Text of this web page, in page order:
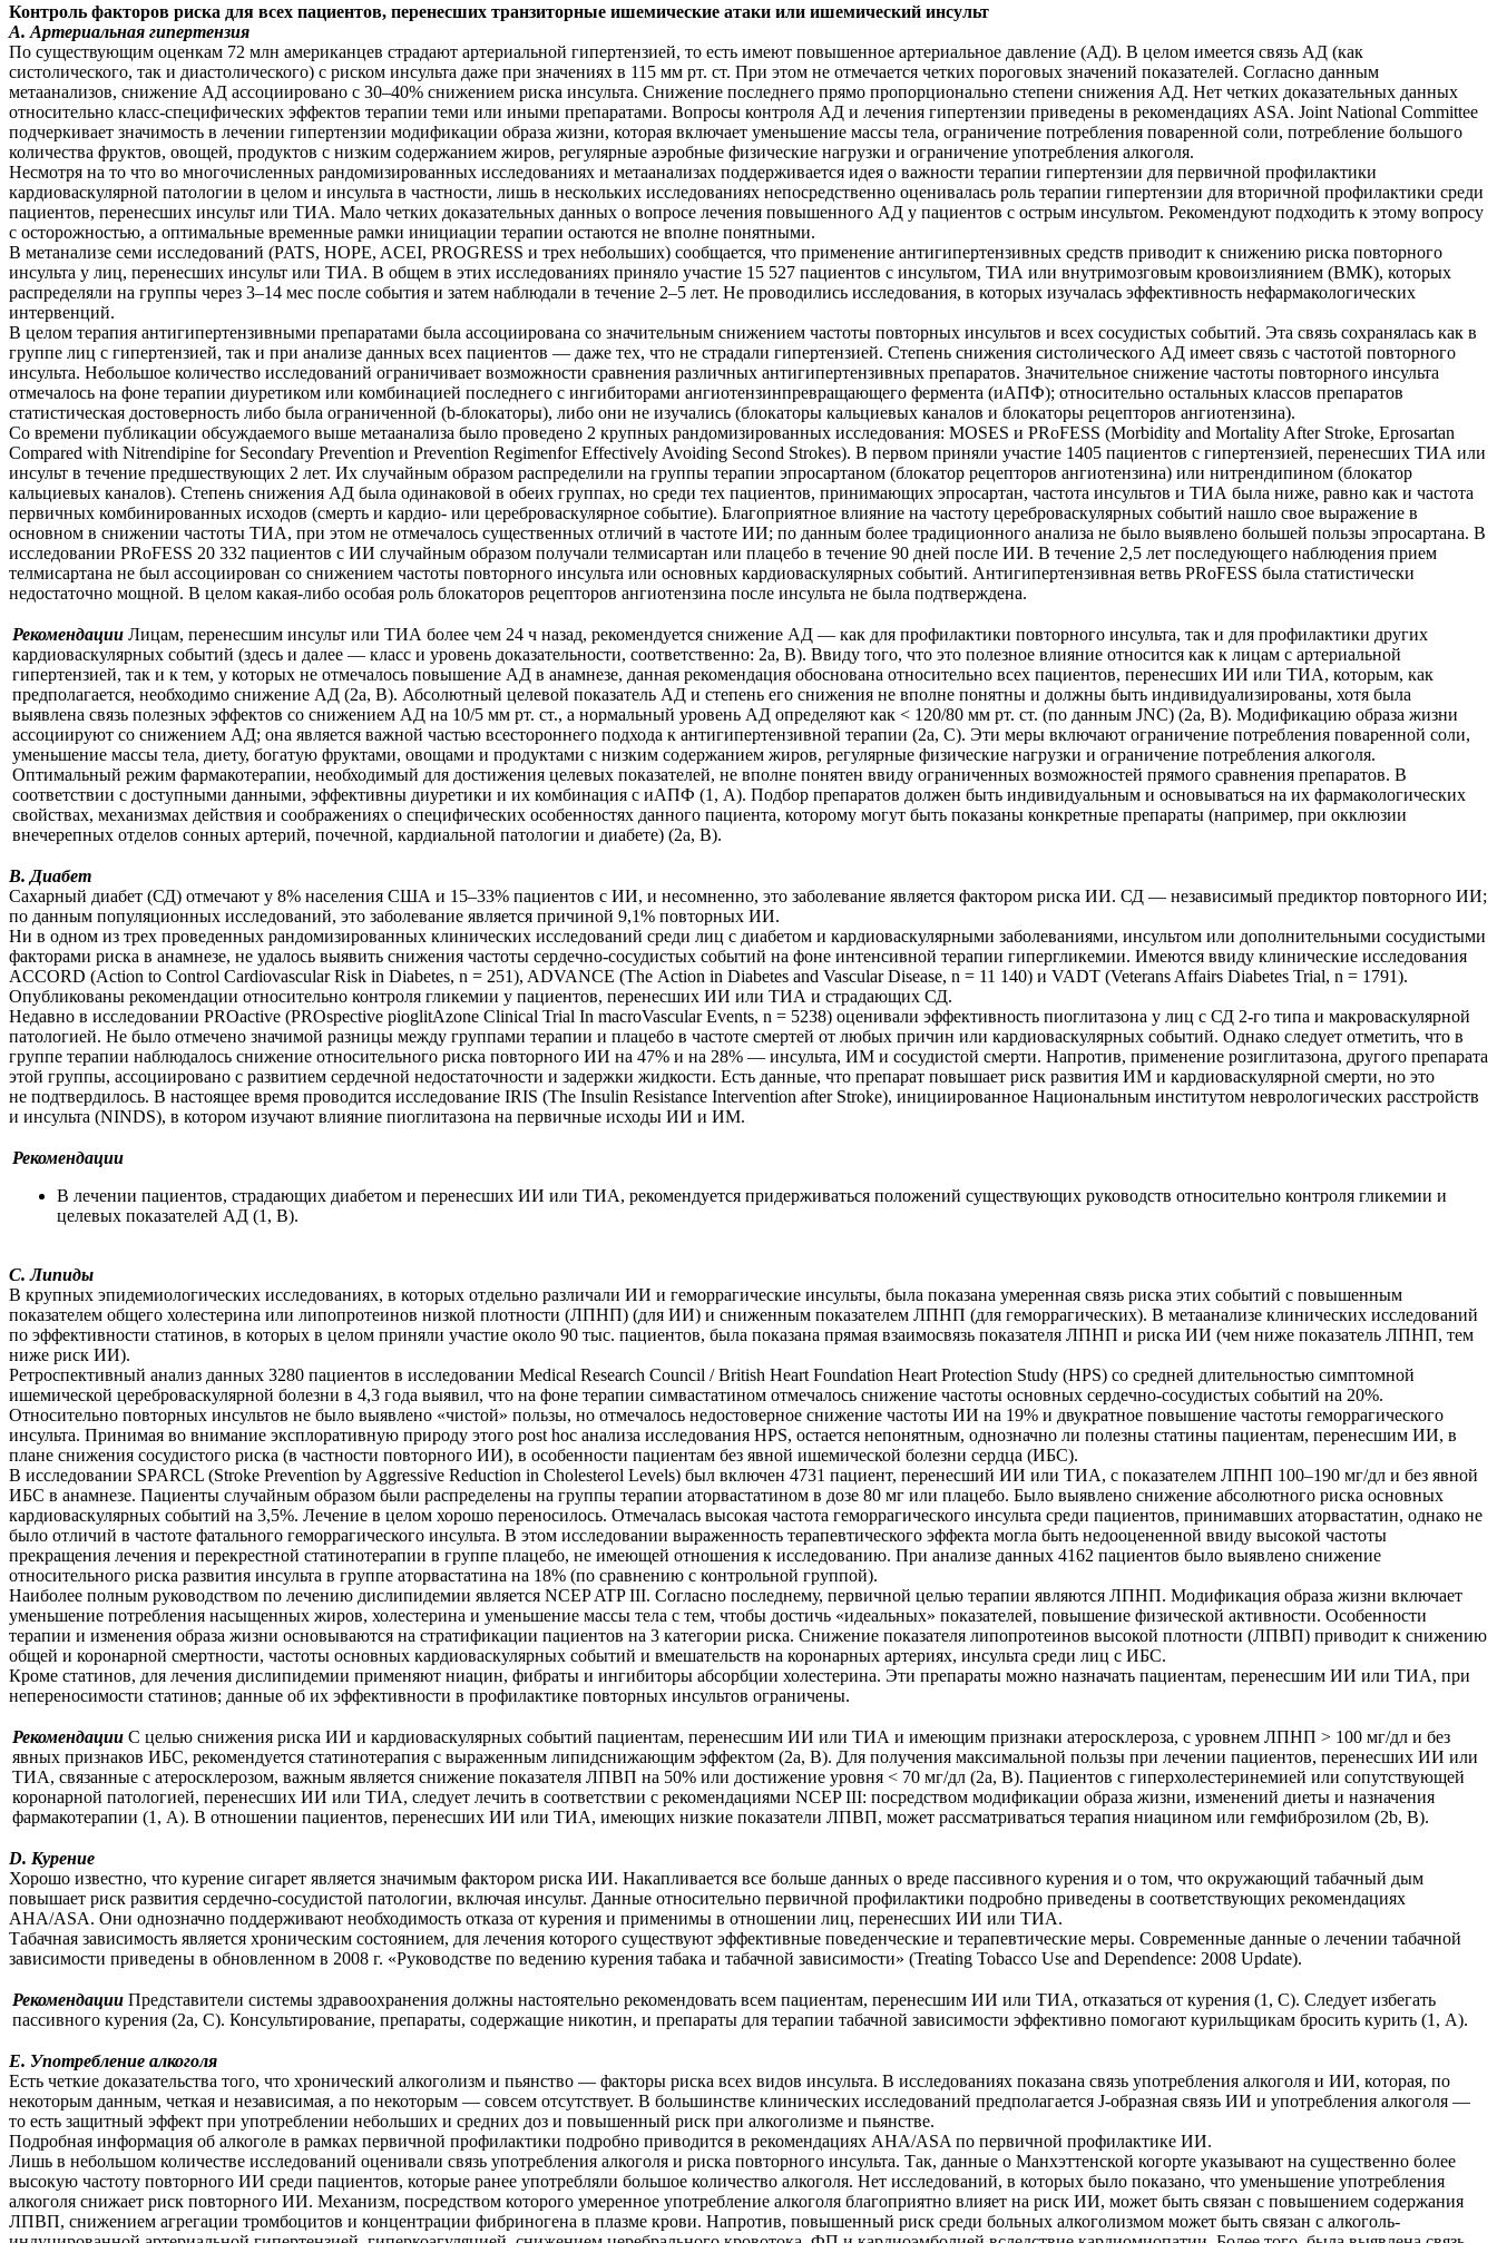
Контроль факторов риска для всех пациентов, перенесших транзиторные ишемические атаки или ишемический инсульт
А. Артериальная гипертензия
По существующим оценкам 72 млн американцев страдают артериальной гипертензией, то есть имеют повышенное артериальное давление (АД). В целом имеется связь АД (как
систолического, так и диастолического) с риском инсульта даже при значениях в 115 мм рт. ст. При этом не отмечается четких пороговых значений показателей. Согласно данным
метаанализов, снижение АД ассоциировано с 30–40% снижением риска инсульта. Снижение последнего прямо пропорционально степени снижения АД. Нет четких доказательных данных
относительно класс-специфических эффектов терапии теми или иными препаратами. Вопросы контроля АД и лечения гипертензии приведены в рекомендациях ASA. Joint National Committee
подчеркивает значимость в лечении гипертензии модификации образа жизни, которая включает уменьшение массы тела, ограничение потребления поваренной соли, потребление большого
количества фруктов, овощей, продуктов с низким содержанием жиров, регулярные аэробные физические нагрузки и ограничение употребления алкоголя.
Несмотря на то что во многочисленных рандомизированных исследованиях и метаанализах поддерживается идея о важности терапии гипертензии для первичной профилактики
кардиоваскулярной патологии в целом и инсульта в частности, лишь в нескольких исследованиях непосредственно оценивалась роль терапии гипертензии для вторичной профилактики среди
пациентов, перенесших инсульт или ТИА. Мало четких доказательных данных о вопросе лечения повышенного АД у пациентов с острым инсультом. Рекомендуют подходить к этому вопросу
с осторожностью, а оптимальные временные рамки инициации терапии остаются не вполне понятными.
В метанализе семи исследований (PATS, HOPE, ACEI, PROGRESS и трех небольших) сообщается, что применение антигипертензивных средств приводит к снижению риска повторного
инсульта у лиц, перенесших инсульт или ТИА. В общем в этих исследованиях приняло участие 15 527 пациентов с инсультом, ТИА или внутримозговым кровоизлиянием (ВМК), которых
распределяли на группы через 3–14 мес после события и затем наблюдали в течение 2–5 лет. Не проводились исследования, в которых изучалась эффективность нефармакологических
интервенций.
В целом терапия антигипертензивными препаратами была ассоциирована со значительным снижением частоты повторных инсультов и всех сосудистых событий. Эта связь сохранялась как в
группе лиц с гипертензией, так и при анализе данных всех пациентов — даже тех, что не страдали гипертензией. Степень снижения систолического АД имеет связь с частотой повторного
инсульта. Небольшое количество исследований ограничивает возможности сравнения различных антигипертензивных препаратов. Значительное снижение частоты повторного инсульта
отмечалось на фоне терапии диуретиком или комбинацией последнего с ингибиторами ангиотензинпревращающего фермента (иАПФ); относительно остальных классов препаратов
статистическая достоверность либо была ограниченной (b-блокаторы), либо они не изучались (блокаторы кальциевых каналов и блокаторы рецепторов ангиотензина).
Со времени публикации обсуждаемого выше метаанализа было проведено 2 крупных рандомизированных исследования: MOSES и PRoFESS (Morbidity and Mortality After Stroke, Eprosartan
Compared with Nitrendipine for Secondary Prevention и Prevention Regimenfor Effectively Avoiding Second Strokes). В первом приняли участие 1405 пациентов с гипертензией, перенесших ТИА или
инсульт в течение предшествующих 2 лет. Их случайным образом распределили на группы терапии эпросартаном (блокатор рецепторов ангиотензина) или нитрендипином (блокатор
кальциевых каналов). Степень снижения АД была одинаковой в обеих группах, но среди тех пациентов, принимающих эпросартан, частота инсультов и ТИА была ниже, равно как и частота
первичных комбинированных исходов (смерть и кардио- или цереброваскулярное событие). Благоприятное влияние на частоту цереброваскулярных событий нашло свое выражение в
основном в снижении частоты ТИА, при этом не отмечалось существенных отличий в частоте ИИ; по данным более традиционного анализа не было выявлено большей пользы эпросартана. В
исследовании PRoFESS 20 332 пациентов с ИИ случайным образом получали телмисартан или плацебо в течение 90 дней после ИИ. В течение 2,5 лет последующего наблюдения прием
телмисартана не был ассоциирован со снижением частоты повторного инсульта или основных кардиоваскулярных событий. Антигипертензивная ветвь PRoFESS была статистически
недостаточно мощной. В целом какая-либо особая роль блокаторов рецепторов ангиотензина после инсульта не была подтверждена.
Рекомендации Лицам, перенесшим инсульт или ТИА более чем 24 ч назад, рекомендуется снижение АД — как для профилактики повторного инсульта, так и для профилактики других
кардиоваскулярных событий (здесь и далее — класс и уровень доказательности, соответственно: 2а, В). Ввиду того, что это полезное влияние относится как к лицам с артериальной
гипертензией, так и к тем, у которых не отмечалось повышение АД в анамнезе, данная рекомендация обоснована относительно всех пациентов, перенесших ИИ или ТИА, которым, как
предполагается, необходимо снижение АД (2а, В). Абсолютный целевой показатель АД и степень его снижения не вполне понятны и должны быть индивидуализированы, хотя была
выявлена связь полезных эффектов со снижением АД на 10/5 мм рт. ст., а нормальный уровень АД определяют как < 120/80 мм рт. ст. (по данным JNC) (2а, В). Модификацию образа жизни
ассоциируют со снижением АД; она является важной частью всестороннего подхода к антигипертензивной терапии (2а, С). Эти меры включают ограничение потребления поваренной соли,
уменьшение массы тела, диету, богатую фруктами, овощами и продуктами с низким содержанием жиров, регулярные физические нагрузки и ограничение потреб­ления алкоголя.
Оптимальный режим фармакотерапии, необходимый для достижения целевых показателей, не вполне понятен ввиду ограниченных возможностей прямого сравнения препаратов. В
соответствии с доступными данными, эффективны ди­уретики и их комбинация с иАПФ (1, А). Подбор препаратов должен быть индивидуальным и основываться на их фармакологических
свойствах, механизмах действия и соображениях о специфических особенностях данного пациента, которому могут быть показаны конкретные препараты (например, при окклюзии
внечерепных отделов сонных артерий, почечной, кардиальной патологии и диабете) (2а, В).
В. Диабет
Сахарный диабет (СД) отмечают у 8% населения США и 15–33% пациентов с ИИ, и несомненно, это заболевание является фактором риска ИИ. СД — независимый предиктор повторного ИИ;
по данным популяционных исследований, это заболевание является причиной 9,1% повторных ИИ.
Ни в одном из трех проведенных рандомизированных клинических исследований среди лиц с диабетом и кардиоваскулярными заболеваниями, инсультом или дополнительными сосудистыми
факторами риска в анамнезе, не удалось выявить снижения частоты сердечно-сосудистых событий на фоне интенсивной терапии гипергликемии. Имеются ввиду клинические исследования
ACCORD (Action to Control Cardiovascular Risk in Diabetes, n = 251), ADVANCE (The Action in Diabetes and Vascular Disease, n = 11 140) и VADT (Veterans Affairs Diabetes Trial, n = 1791).
Опубликованы рекомендации относительно контроля гликемии у пациентов, перенесших ИИ или ТИА и страдающих СД.
Недавно в исследовании PROactive (PROspective pioglitAzone Clinical Trial In macroVascular Events, n = 5238) оценивали эффективность пиоглитазона у лиц с СД 2-го типа и макроваскулярной
патологией. Не было отмечено значимой разницы между группами терапии и плацебо в частоте смертей от любых причин или кардиоваскулярных событий. Однако следует отметить, что в
группе терапии наблюдалось снижение относительного риска повторного ИИ на 47% и на 28% — инсульта, ИМ и сосудистой смерти. Напротив, применение розиглитазона, другого препарата
этой группы, ассоциировано с развитием сердечной недостаточности и задержки жидкости. Есть данные, что препарат повышает риск развития ИМ и кардиоваскулярной смерти, но это
не подтвердилось. В настоящее время проводится исследование IRIS (The Insulin Resistance Intervention after Stroke), инициированное Национальным институтом неврологических расстройств
и инсульта (NINDS), в котором изучают влияние пиоглитазона на первичные исходы ИИ и ИМ.
Рекомендации
В лечении пациентов, страдающих диабетом и перенесших ИИ или ТИА, рекомендуется придерживаться положений существующих руководств относительно контроля гликемии и
целевых показателей АД (1, В).
С. Липиды
В крупных эпидемиологических исследованиях, в которых отдельно различали ИИ и геморрагические инсульты, была показана умеренная связь риска этих событий с повышенным
показателем общего холестерина или липопротеинов низкой плотности (ЛПНП) (для ИИ) и сниженным показателем ЛПНП (для геморрагических). В метаанализе клинических исследований
по эффективности статинов, в которых в целом приняли участие около 90 тыс. пациентов, была показана прямая взаимосвязь показателя ЛПНП и риска ИИ (чем ниже показатель ЛПНП, тем
ниже риск ИИ).
Ретроспективный анализ данных 3280 пациентов в исследовании Medical Research Council / British Heart Foundation Heart Protection Study (HPS) со средней длительностью симптомной
ишемической цереброваскулярной болезни в 4,3 года выявил, что на фоне терапии симвастатином отмечалось снижение частоты основных сердечно-сосудистых событий на 20%.
Относительно повторных инсультов не было выявлено «чистой» пользы, но отмечалось недостоверное снижение частоты ИИ на 19% и двукратное повышение частоты геморрагического
инсульта. Принимая во внимание эксплоративную природу этого post hoc анализа исследования HPS, остается непонятным, однозначно ли полезны статины пациентам, перенесшим ИИ, в
плане снижения сосудистого риска (в частности повторного ИИ), в особенности пациентам без явной ишемической болезни сердца (ИБС).
В исследовании SPARCL (Stroke Prevention by Aggressive Reduction in Cholesterol Levels) был включен 4731 пациент, перенесший ИИ или ТИА, с показателем ЛПНП 100–190 мг/дл и без явной
ИБС в анамнезе. Пациенты случайным образом были распределены на группы терапии аторвастатином в дозе 80 мг или плацебо. Было выявлено снижение абсолютного риска основных
кардиоваскулярных событий на 3,5%. Лечение в целом хорошо переносилось. Отмечалась высокая частота геморрагического инсульта среди пациентов, принимавших аторвастатин, однако не
было отличий в частоте фатального геморрагического инсульта. В этом исследовании выраженность терапевтического эффекта могла быть недооцененной ввиду высокой частоты
прекращения лечения и перекрестной статинотерапии в группе плацебо, не имеющей отношения к исследованию. При анализе данных 4162 пациентов было выявлено снижение
относительного риска развития инсульта в группе аторвастатина на 18% (по сравнению с контрольной группой).
Наиболее полным руководством по лечению дислипидемии является NCEP ATP III. Согласно последнему, первичной целью терапии являются ЛПНП. Модификация образа жизни включает
уменьшение потребления насыщенных жиров, холестерина и уменьшение массы тела с тем, чтобы достичь «идеальных» показателей, повышение физической активности. Особенности
терапии и изменения образа жизни основываются на стратификации пациентов на 3 категории риска. Снижение показателя липопротеинов высокой плотности (ЛПВП) приводит к снижению
общей и коронарной смертности, частоты основных кардиоваскулярных событий и вмешательств на коронарных артериях, инсульта среди лиц с ИБС.
Кроме статинов, для лечения дислипидемии применяют ниацин, фибраты и ингибиторы абсорбции холестерина. Эти препараты можно назначать пациентам, перенесшим ИИ или ТИА, при
непереносимости статинов; данные об их эффективности в профилактике повторных инсультов ограничены.
Рекомендации С целью снижения риска ИИ и кардиоваскулярных событий пациентам, перенесшим ИИ или ТИА и имеющим признаки атеросклероза, с уровнем ЛПНП > 100 мг/дл и без
явных признаков ИБС, рекомендуется статинотерапия с выраженным липид­снижающим эффектом (2а, В). Для получения максимальной пользы при лечении пациентов, перенесших ИИ или
ТИА, связанные с атеросклерозом, важным является снижение показателя ЛПВП на 50% или достижение уровня < 70 мг/дл (2а, В). Пациентов с гиперхолестеринемией или сопутствующей
коронарной патологией, перенесших ИИ или ТИА, следует лечить в соответствии с рекомендациями NCEP III: посредством модификации образа жизни, изменений диеты и назначения
фармакотерапии (1, А). В отношении пациентов, перенесших ИИ или ТИА, имеющих низкие показатели ЛПВП, может рассматриваться терапия ниацином или гемфиб­розилом (2b, B).
D. Курение
Хорошо известно, что курение сигарет является значимым фактором риска ИИ. Накапливается все больше данных о вреде пассивного курения и о том, что окружающий табачный дым
повышает риск развития сердечно-сосудистой патологии, включая инсульт. Данные относительно первичной профилактики подробно приведены в соответствующих рекомендациях
AHA/ASA. Они однозначно поддерживают необходимость отказа от курения и применимы в отношении лиц, перенесших ИИ или ТИА.
Табачная зависимость является хроническим состоянием, для лечения которого существуют эффективные поведенческие и терапевтические меры. Современные данные о лечении табачной
зависимости приведены в обновленном в 2008 г. «Руководстве по ведению курения табака и табачной зависимости» (Treating Tobacco Use and Dependence: 2008 Update).
Рекомендации Представители системы здравоохранения должны настоятельно рекомендовать всем пациентам, перенесшим ИИ или ТИА, отказаться от курения (1, С). Следует избегать
пассивного курения (2а, С). Консультирование, препараты, содержащие никотин, и препараты для терапии табачной зависимости эффективно помогают курильщикам бросить курить (1, А).
E. Употребление алкоголя
Есть четкие доказательства того, что хронический алкоголизм и пьянство — факторы риска всех видов инсульта. В исследованиях показана связь употребления алкоголя и ИИ, которая, по
некоторым данным, четкая и независимая, а по некоторым — совсем отсутствует. В большинстве клинических исследований предполагается J-образная связь ИИ и употребления алкоголя —
то есть защитный эффект при употреблении небольших и средних доз и повышенный риск при алкоголизме и пьянстве.
Подробная информация об алкоголе в рамках первичной профилактики подробно приводится в рекомендациях AHA/ASA по первичной профилактике ИИ.
Лишь в небольшом количестве исследований оценивали связь употребления алкоголя и риска повторного инсульта. Так, данные о Манхэттенской когорте указывают на существенно более
высокую частоту повторного ИИ среди пациентов, которые ранее употребляли большое количество алкоголя. Нет исследований, в которых было показано, что уменьшение употребления
алкоголя снижает риск повторного ИИ. Механизм, посредством которого умеренное употребление алкоголя благоприятно влияет на риск ИИ, может быть связан с повышением содержания
ЛПВП, снижением агрегации тромбоцитов и концентрации фибриногена в плазме крови. Напротив, повышенный риск среди больных алкоголизмом может быть связан с алкоголь-